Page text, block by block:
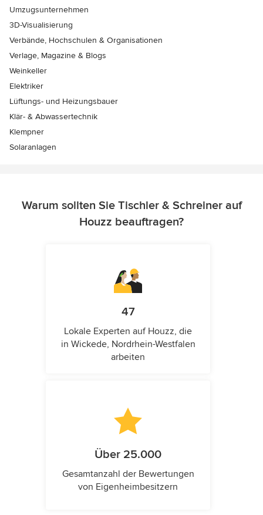
Umzugsunternehmen
3D-Visualisierung
Verbände, Hochschulen & Organisationen
Verlage, Magazine & Blogs
Weinkeller
Elektriker
Lüftungs- und Heizungsbauer
Klär- & Abwassertechnik
Klempner
Solaranlagen
Warum sollten Sie Tischler & Schreiner auf
Houzz beauftragen?
47
Lokale Experten auf Houzz, die
in Wickede, Nordrhein-Westfalen
arbeiten
Über 25.000
Gesamtanzahl der Bewertungen
von Eigenheimbesitzern